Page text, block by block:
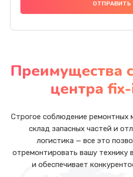
Преимущества
центра
Строгое соблюдение ремонтных
склад запасных частей и
логистика — все это
отремонтировать вашу технику
и обеспечивает